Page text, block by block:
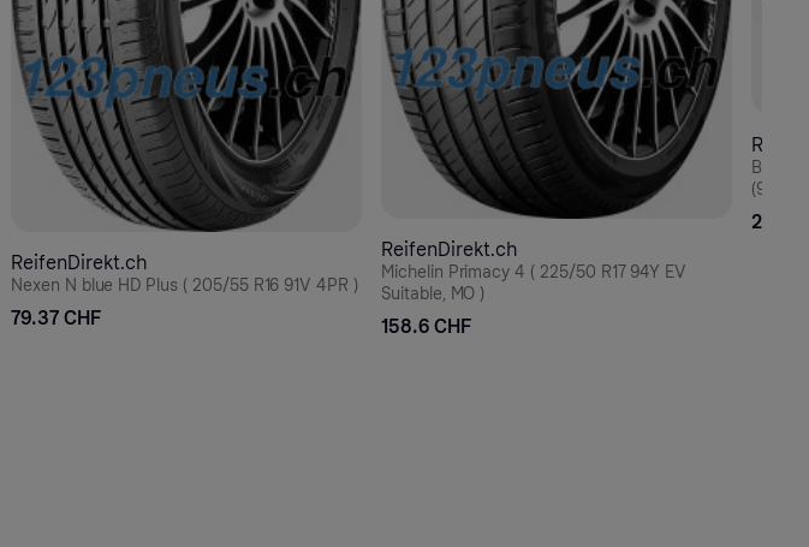
ReifenDirekt.ch
Nexen N blue HD Plus ( 205/55 R16 91V 4PR )
79.37 CHF
ReifenDirekt.ch
Michelin Primacy 4 ( 225/50 R17 94Y EV
Suitable, MO )
158.6 CHF
(98Y)